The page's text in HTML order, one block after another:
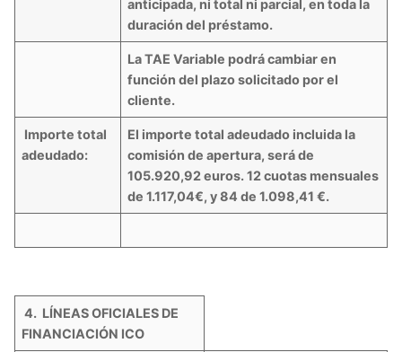
anticipada, ni total ni parcial, en toda la
duración del préstamo.
La TAE Variable podrá cambiar en
función del plazo solicitado por el
cliente.
Importe total
adeudado:
El importe total adeudado incluida la
comisión de apertura, será de
105.920,92 euros. 12 cuotas mensuales
de 1.117,04€, y 84 de 1.098,41 €.
4. LÍNEAS OFICIALES DE
FINANCIACIÓN ICO